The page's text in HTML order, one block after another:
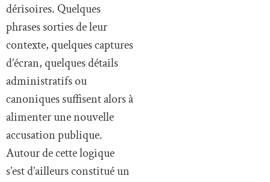
dérisoires. Quelques
phrases sorties de leur
contexte, quelques captures
d’écran, quelques détails
administratifs ou
canoniques suffisent alors à
alimenter une nouvelle
accusation publique.
Autour de cette logique
s’est d’ailleurs constitué un